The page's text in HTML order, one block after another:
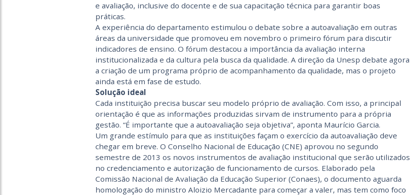
e avaliação, inclusive do docente e de sua capacitação técnica para garantir boas
práticas.
A experiência do departamento estimulou o debate sobre a autoavaliação em outras
áreas da universidade que promoveu em novembro o primeiro fórum para discutir
indicadores de ensino. O fórum destacou a importância da avaliação interna
institucionalizada e da cultura pela busca da qualidade. A direção da Unesp debate agora
a criação de um programa próprio de acompanhamento da qualidade, mas o projeto
ainda está em fase de estudo.
Solução ideal
Cada instituição precisa buscar seu modelo próprio de avaliação. Com isso, a principal
orientação é que as informações produzidas sirvam de instrumento para a própria
gestão. “É importante que a autoavaliação seja objetiva”, aponta Maurício Garcia.
Um grande estímulo para que as instituições façam o exercício da autoavaliação deve
chegar em breve. O Conselho Nacional de Educação (CNE) aprovou no segundo
semestre de 2013 os novos instrumentos de avaliação institucional que serão utilizados
no credenciamento e autorização de funcionamento de cursos. Elaborado pela
Comissão Nacional de Avaliação da Educação Superior (Conaes), o documento aguarda
homologação do ministro Aloizio Mercadante para começar a valer, mas tem como foco